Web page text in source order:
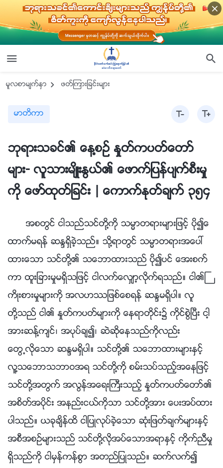
မူလစာမ်က္ႏွာ ဖတ္ၾကားျခင္းမ်ား
မာတိကာ
ဘုရားသခင္၏ ေန႔စဥ္ ႏႈတ္ကပတ္ေတာ္
မ်ား- လူသားမ်ိဳးႏြယ္၏ ေဖာက္ျပန္ပ်က္စီးမႈ
ကို ေဖာ္ထုတ္ျခင္း | ေကာက္ႏုတ္ခ်က္ ၃၅၄
အစတြင္ ငါသည္သင္တို႔ကို သမၼာတရားမ်ားျဖင့္ ပို၍ေ
ထာက္မရန္ ဆႏၵရွိခဲ့သည္။ သို႔ရာတြင္ သမၼာတရားအေပၚ
ထားေသာ သင္တို႔၏ သေဘာထားသည္ ပို၍ပင္ ေအးစက္
ကာ ထူးျခားမႈမရွိသျဖင့္ ငါလက္ေလွ်ာ့လိုက္ရသည္။ ငါ၏ႀ
ကိဳးစားမႈမ်ားကို အလဟႆျဖစ္ေစရန္ ဆႏၵမရွိပါ။ လူ
တို႔သည္ ငါ၏ ႏႈတ္ကပတ္မ်ားကို ေနရာတိုင္း၌ ကိုင္စြဲၿပီး ငါ့
အားဆန္႔က်င္၊ အပုပ္ခ်၍၊ ဆဲဆိုေနသည္ကိုလည္း
ေတြ႕လိုေသာ ဆႏၵမရွိပါ။ သင္တို႔၏ သေဘာထားမ်ားႏွင့္
လူ႔သေဘာသဘာဝအရ သင္တို႔ကို စမ္းသပ္သည့္အေနျဖင့္
သင္တို႔အတြက္ အလြန္အေရးႀကီးသည့္ ႏႈတ္ကပတ္ေတာ္၏
အစိတ္အပိုင္း အနည္းငယ္ကိုသာ သင္တို႔အား ေပးအပ္ထား
ပါသည္။ ယခုခ်ိန္ထိ ငါျပဳလုပ္ခဲ့ေသာ ဆုံးျဖတ္ခ်က္မ်ားႏွင့္
အစီအစဥ္မ်ားသည္ သင္တို႔လိုအပ္ေသာအရာႏွင့္ ကိုက္ညီမႈ
ရွိသည္ကို ငါမွန္ကန္စြာ အတည္ျပဳသည္။ ဆက္လက္၍